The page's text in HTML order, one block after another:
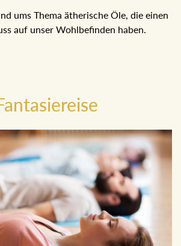
ums Thema ätherische Öle, die einen
auf unser Wohlbefinden haben.